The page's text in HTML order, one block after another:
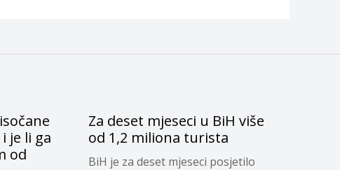
je li ga
od
Za deset mjeseci u BiH više
od 1,2 miliona turista
BiH je za deset mjeseci posjetilo